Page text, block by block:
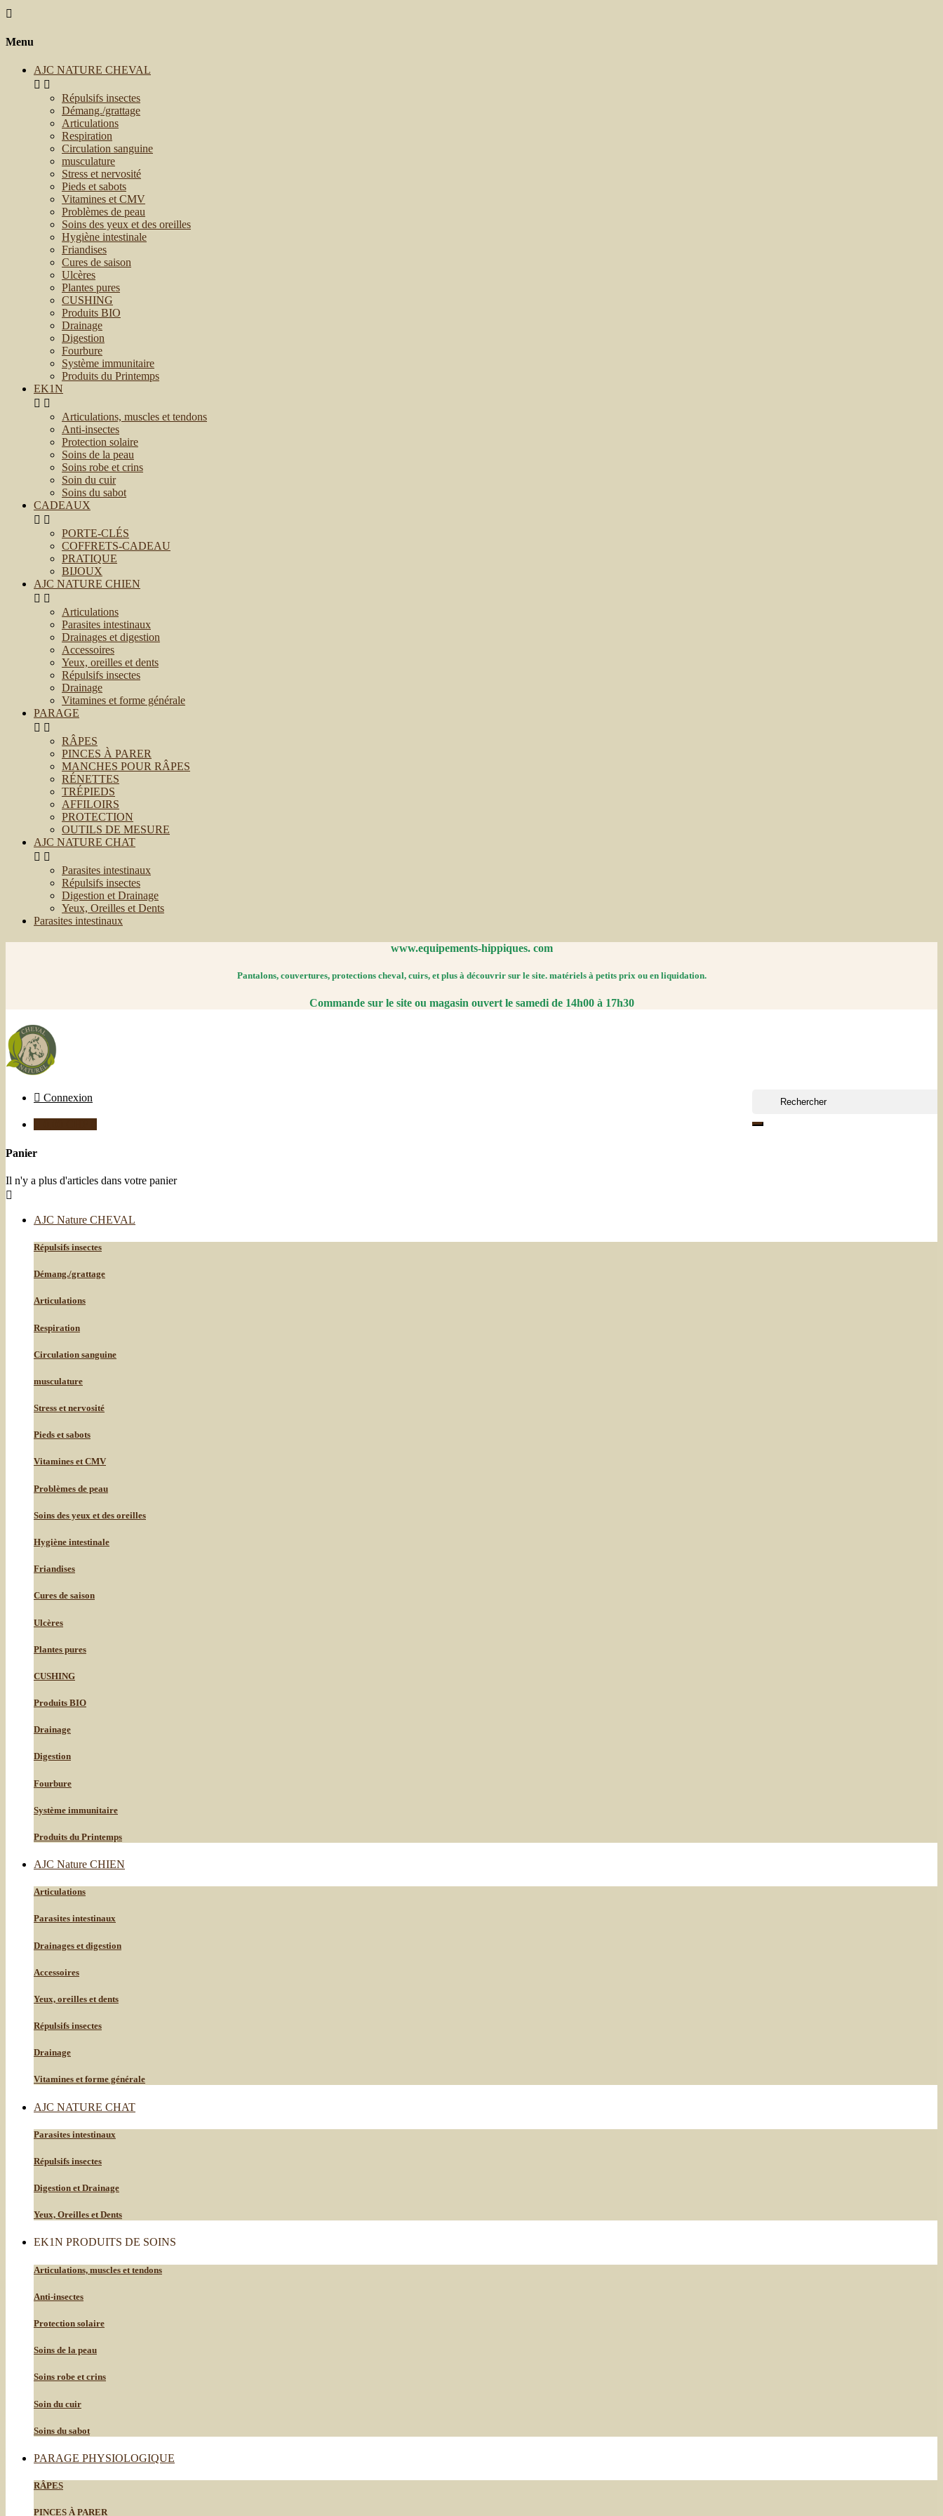

Menu
AJC NATURE CHEVAL
 
Répulsifs insectes
Démang./grattage
Articulations
Respiration
Circulation sanguine
musculature
Stress et nervosité
Pieds et sabots
Vitamines et CMV
Problèmes de peau
Soins des yeux et des oreilles
Hygiène intestinale
Friandises
Cures de saison
Ulcères
Plantes pures
CUSHING
Produits BIO
Drainage
Digestion
Fourbure
Système immunitaire
Produits du Printemps
EK1N
 
Articulations, muscles et tendons
Anti-insectes
Protection solaire
Soins de la peau
Soins robe et crins
Soin du cuir
Soins du sabot
CADEAUX
 
PORTE-CLÉS
COFFRETS-CADEAU
PRATIQUE
BIJOUX
AJC NATURE CHIEN
 
Articulations
Parasites intestinaux
Drainages et digestion
Accessoires
Yeux, oreilles et dents
Répulsifs insectes
Drainage
Vitamines et forme générale
PARAGE
 
RÂPES
PINCES À PARER
MANCHES POUR RÂPES
RÉNETTES
TRÉPIEDS
AFFILOIRS
PROTECTION
OUTILS DE MESURE
AJC NATURE CHAT
 
Parasites intestinaux
Répulsifs insectes
Digestion et Drainage
Yeux, Oreilles et Dents
Parasites intestinaux
www.equipements-hippiques. com
Pantalons, couvertures, protections cheval, cuirs, et plus à découvrir sur le site. matériels à petits prix ou en liquidation.
Commande sur le site ou magasin ouvert le samedi de 14h00 à 17h30
 Connexion
Panier
Il n'y a plus d'articles dans votre panier

AJC Nature CHEVAL
Répulsifs insectes
Démang./grattage
Articulations
Respiration
Circulation sanguine
musculature
Stress et nervosité
Pieds et sabots
Vitamines et CMV
Problèmes de peau
Soins des yeux et des oreilles
Hygiène intestinale
Friandises
Cures de saison
Ulcères
Plantes pures
CUSHING
Produits BIO
Drainage
Digestion
Fourbure
Système immunitaire
Produits du Printemps
AJC Nature CHIEN
Articulations
Parasites intestinaux
Drainages et digestion
Accessoires
Yeux, oreilles et dents
Répulsifs insectes
Drainage
Vitamines et forme générale
AJC NATURE CHAT
Parasites intestinaux
Répulsifs insectes
Digestion et Drainage
Yeux, Oreilles et Dents
EK1N PRODUITS DE SOINS
Articulations, muscles et tendons
Anti-insectes
Protection solaire
Soins de la peau
Soins robe et crins
Soin du cuir
Soins du sabot
PARAGE PHYSIOLOGIQUE
RÂPES
PINCES À PARER